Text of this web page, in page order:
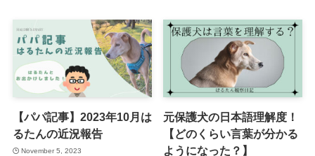
【パパ記事】2023年10月は
るたんの近況報告
November 5, 2023
元保護犬の日本語理解度！
【どのくらい言葉が分かる
ようになった？】